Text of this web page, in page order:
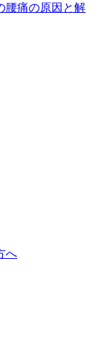
腰痛の原因と解
へ